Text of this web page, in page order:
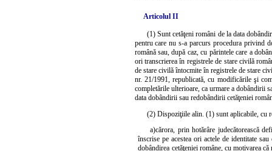
Articolul II
(1) Sunt cetăţeni români de la data
pentru care nu s-a parcurs procedura privind
română sau, după caz, cu părintele care a
ori transcrierea în registrele de stare civilă
de stare civilă întocmite în registrele de stare
nr. 21/1991, republicată, cu modificările şi
completările ulterioare, ca urmare a dobândirii
data dobândirii sau redobândirii cetăţeniei
(2) Dispoziţiile alin. (1) sunt aplicabile, cu
a)cărora, prin hotărâre judecătorească
înscrise pe acestea ori actele de identitate
dobândirea cetăţeniei române, cu motivarea